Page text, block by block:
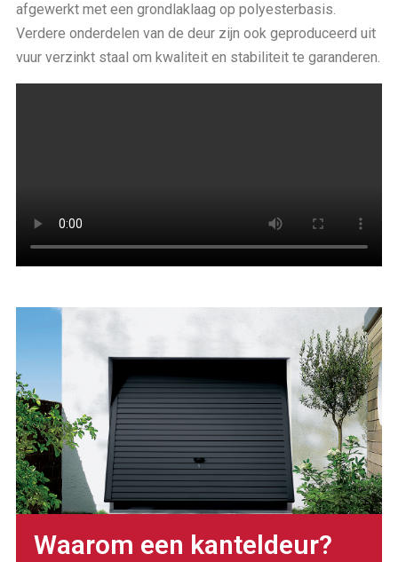
afgewerkt met een grondlaklaag op polyesterbasis.
Verdere onderdelen van de deur zijn ook geproduceerd uit
vuur verzinkt staal om kwaliteit en stabiliteit te garanderen.
Waarom een kanteldeur?